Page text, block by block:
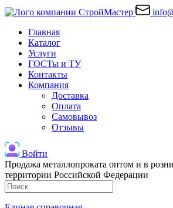
Главная
Каталог
Услуги
ГОСТы и ТУ
Контакты
Компания
Доставка
Оплата
Самовывоз
Отзывы
Войти
Продажа металлопроката оптом и в
территории Российской Федерации